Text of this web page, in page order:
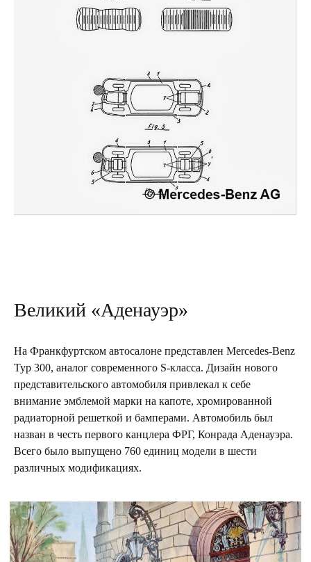
Великий «Аденауэр»
На Франкфуртском автосалоне представлен Mercedes-Benz
Typ 300, аналог современного S-класса. Дизайн нового
представительского автомобиля привлекал к себе
внимание эмблемой марки на капоте, хромированной
радиаторной решеткой и бамперами. Автомобиль был
назван в честь первого канцлера ФРГ, Конрада Аденауэра.
Всего было выпущено 760 единиц модели в шести
различных модификациях.